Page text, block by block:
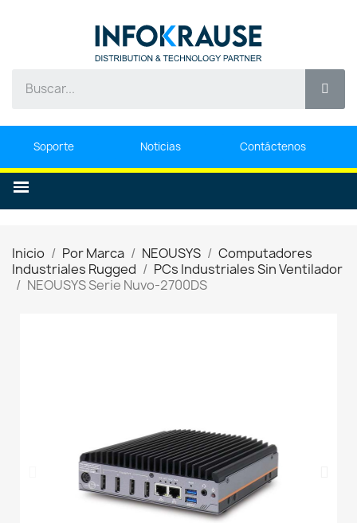
Soporte Noticias Contáctenos
Inicio Por Marca NEOUSYS
Computadores
Industriales Rugged
PCs Industriales Sin Ventilador
NEOUSYS Serie Nuvo-2700DS